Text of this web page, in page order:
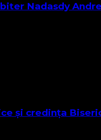
Nadasdy
și credința